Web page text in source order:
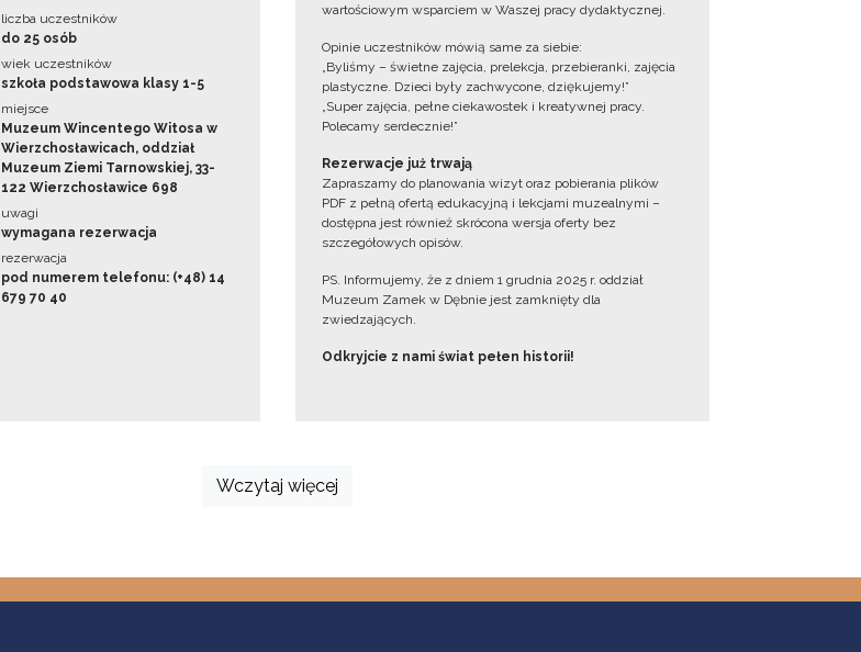
liczba uczestników
do 25 osób
wiek uczestników
szkoła podstawowa klasy 1-5
miejsce
Muzeum Wincentego Witosa w
Wierzchosławicach, oddział
Muzeum Ziemi Tarnowskiej, 33-
122 Wierzchosławice 698
uwagi
wymagana rezerwacja
rezerwacja
pod numerem telefonu: (+48) 14
679 70 40
wartościowym wsparciem w Waszej pracy dydaktycznej.
Opinie uczestników mówią same za siebie:
„Byliśmy – świetne zajęcia, prelekcja, przebieranki, zajęcia
plastyczne. Dzieci były zachwycone, dziękujemy!”
„Super zajęcia, pełne ciekawostek i kreatywnej pracy.
Polecamy serdecznie!”
Rezerwacje już trwają
Zapraszamy do planowania wizyt oraz pobierania plików
PDF z pełną ofertą edukacyjną i lekcjami muzealnymi –
dostępna jest również skrócona wersja oferty bez
szczegółowych opisów.
PS. Informujemy, że z dniem 1 grudnia 2025 r. oddział
Muzeum Zamek w Dębnie jest zamknięty dla
zwiedzających.
Odkryjcie z nami świat pełen historii!
Wczytaj więcej